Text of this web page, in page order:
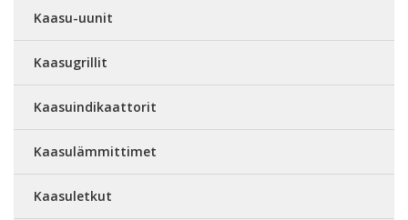
Kaasu-uunit
Kaasugrillit
Kaasuindikaattorit
Kaasulämmittimet
Kaasuletkut